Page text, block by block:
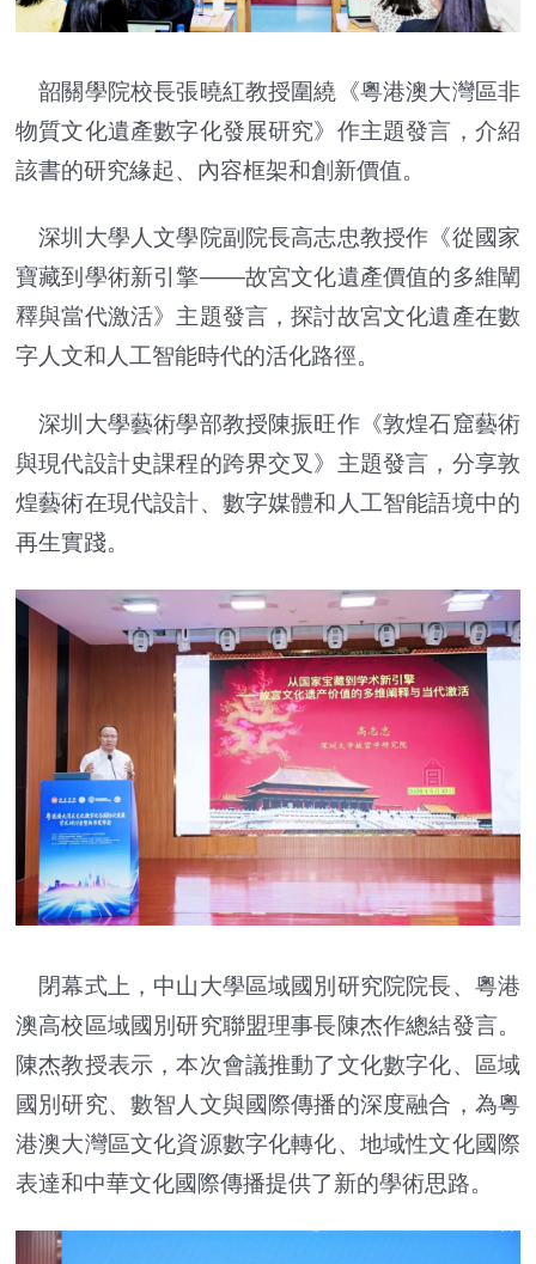
韶關學院校長張曉紅教授圍繞《粵港澳大灣區非
物質文化遺產數字化發展研究》作主題發言，介紹
該書的研究緣起、內容框架和創新價值。
深圳大學人文學院副院長高志忠教授作《從國家
寶藏到學術新引擎——故宮文化遺產價值的多維闡
釋與當代激活》主題發言，探討故宮文化遺產在數
字人文和人工智能時代的活化路徑。
深圳大學藝術學部教授陳振旺作《敦煌石窟藝術
與現代設計史課程的跨界交叉》主題發言，分享敦
煌藝術在現代設計、數字媒體和人工智能語境中的
再生實踐。
閉幕式上，中山大學區域國別研究院院長、粵港
澳高校區域國別研究聯盟理事長陳杰作總結發言。
陳杰教授表示，本次會議推動了文化數字化、區域
國別研究、數智人文與國際傳播的深度融合，為粵
港澳大灣區文化資源數字化轉化、地域性文化國際
表達和中華文化國際傳播提供了新的學術思路。